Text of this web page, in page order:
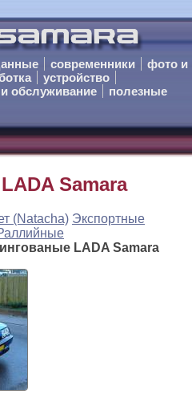
современники
фото и
устройство
обслуживание
полезные
Samara
(Natacha) Экспортные
LADA Samara